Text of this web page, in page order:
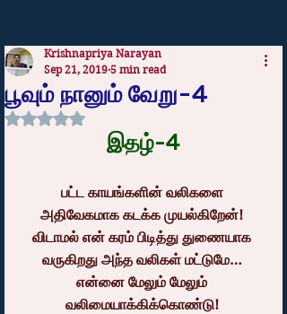
பூவும் நானும் வேறு-4
Krishnapriya Narayan
Sep 21, 2019 5 min read
Rated NaN out of 5 stars.
இதழ்-4
பட்ட காயங்களின் வலிகளை
அதிவேகமாக கடக்க முயல்கிறேன்!
விடாமல் என் கரம் பிடித்து துணையாக
வருகிறது அந்த வலிகள் மட்டுமே…
என்னை மேலும் மேலும்
வலிமையாக்கிக்கொண்டு!